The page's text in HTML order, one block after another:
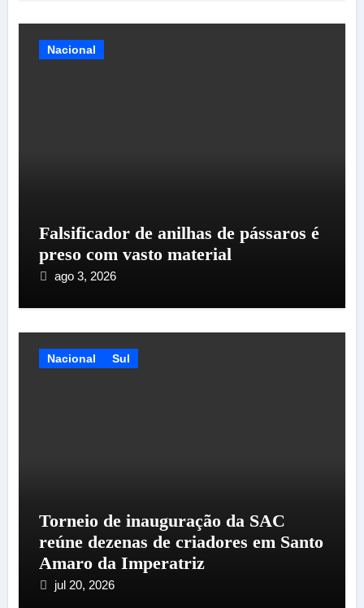
Nacional
Falsificador de anilhas de pássaros é
preso com vasto material
ago 3, 2026
Nacional Sul
Torneio de inauguração da SAC
reúne dezenas de criadores em Santo
Amaro da Imperatriz
jul 20, 2026